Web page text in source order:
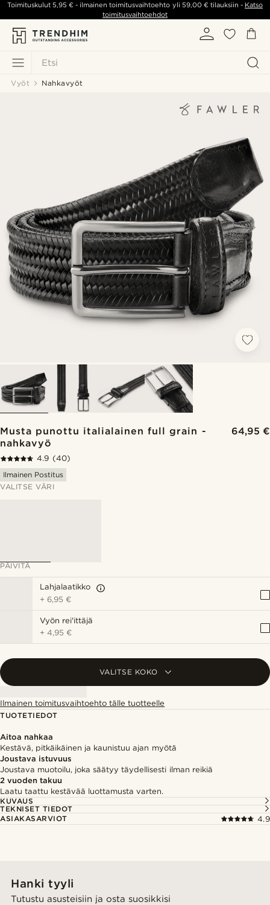
Etsi
Toimituskulut5,95 € - ilmainen toimitusvaihtoehto yli 59,00 €tilauksiin - Katso
toimitusvaihtoehdot
Vyöt Nahkavyöt
Musta punottu italialainen full grain -
nahkavyö
64,95 €
4.9 (40)
Ilmainen Postitus
VALITSE VÄRI
PÄIVITÄ
Lahjalaatikko
+6,95 €
Vyön rei'ittäjä
+4,95 €
VALITSE KOKO
Ilmainen toimitusvaihtoehto tälle tuotteelle
TUOTETIEDOT
Aitoa nahkaa
Kestävä, pitkäikäinen ja kaunistuu ajan myötä
Joustava istuvuus
Joustava muotoilu, joka säätyy täydellisesti ilman reikiä
2 vuoden takuu
Laatu taattu kestävää luottamusta varten.
KUVAUS
TEKNISET TIEDOT
ASIAKASARVIOT
4.9
Hanki tyyli
Tutustu asusteisiin ja osta suosikkisi